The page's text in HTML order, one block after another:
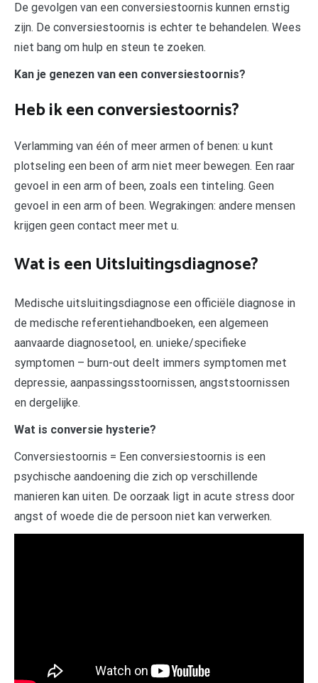
De gevolgen van een conversiestoornis kunnen ernstig
zijn. De conversiestoornis is echter te behandelen. Wees
niet bang om hulp en steun te zoeken.
Kan je genezen van een conversiestoornis?
Heb ik een conversiestoornis?
Verlamming van één of meer armen of benen: u kunt
plotseling een been of arm niet meer bewegen. Een raar
gevoel in een arm of been, zoals een tinteling. Geen
gevoel in een arm of been. Wegrakingen: andere mensen
krijgen geen contact meer met u.
Wat is een Uitsluitingsdiagnose?
Medische uitsluitingsdiagnose een officiële diagnose in
de medische referentiehandboeken, een algemeen
aanvaarde diagnosetool, en. unieke/specifieke
symptomen – burn-out deelt immers symptomen met
depressie, aanpassingsstoornissen, angststoornissen
en dergelijke.
Wat is conversie hysterie?
Conversiestoornis = Een conversiestoornis is een
psychische aandoening die zich op verschillende
manieren kan uiten. De oorzaak ligt in acute stress door
angst of woede die de persoon niet kan verwerken.